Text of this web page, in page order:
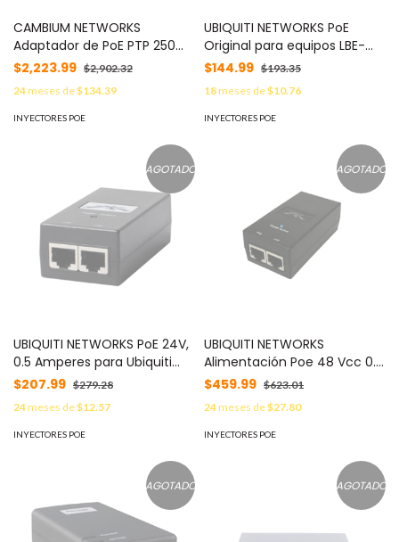
CAMBIUM NETWORKS
Adaptador de PoE PTP 250
MOD: C000025L001A
$2,223.99 $2,902.32
24meses de$134.39
INYECTORES POE
UBIQUITI NETWORKS PoE
Original para equipos LBE-
M5-23 (GP-G250-020) MOD:
$144.99 $193.35
18meses de$10.76
INYECTORES POE
AGOTADO
UBIQUITI NETWORKS PoE 24V,
0.5 Amperes para Ubiquiti
Networks MOD: POE245A
$207.99 $279.28
24meses de$12.57
INYECTORES POE
AGOTADO
UBIQUITI NETWORKS
Alimentación Poe 48 Vcc 0.5
A para Equipos UBIQUITI.
MOD: POE48
$459.99 $623.01
24meses de$27.80
INYECTORES POE
AGOTADO AGOTADO